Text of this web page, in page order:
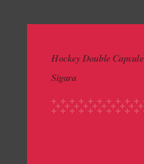
Hockey Double Capsule
Sigara